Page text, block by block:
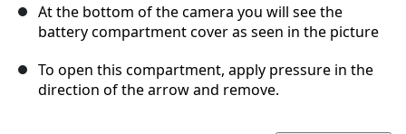
At the bottom of the camera you will see the
battery compartment cover as seen in the picture
To open this compartment, apply pressure in the
direction of the arrow and remove.